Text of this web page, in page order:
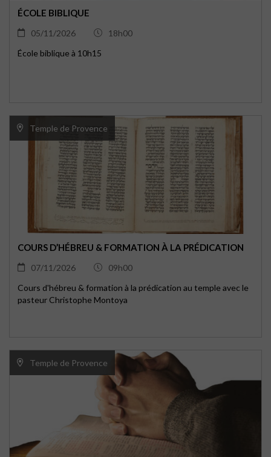
ÉCOLE BIBLIQUE
05/11/2026
18h00
École biblique à 10h15
Temple de Provence
COURS D’HÉBREU & FORMATION À LA PRÉDICATION
07/11/2026
09h00
Cours d'hébreu & formation à la prédication au temple avec le
pasteur Christophe Montoya
Temple de Provence